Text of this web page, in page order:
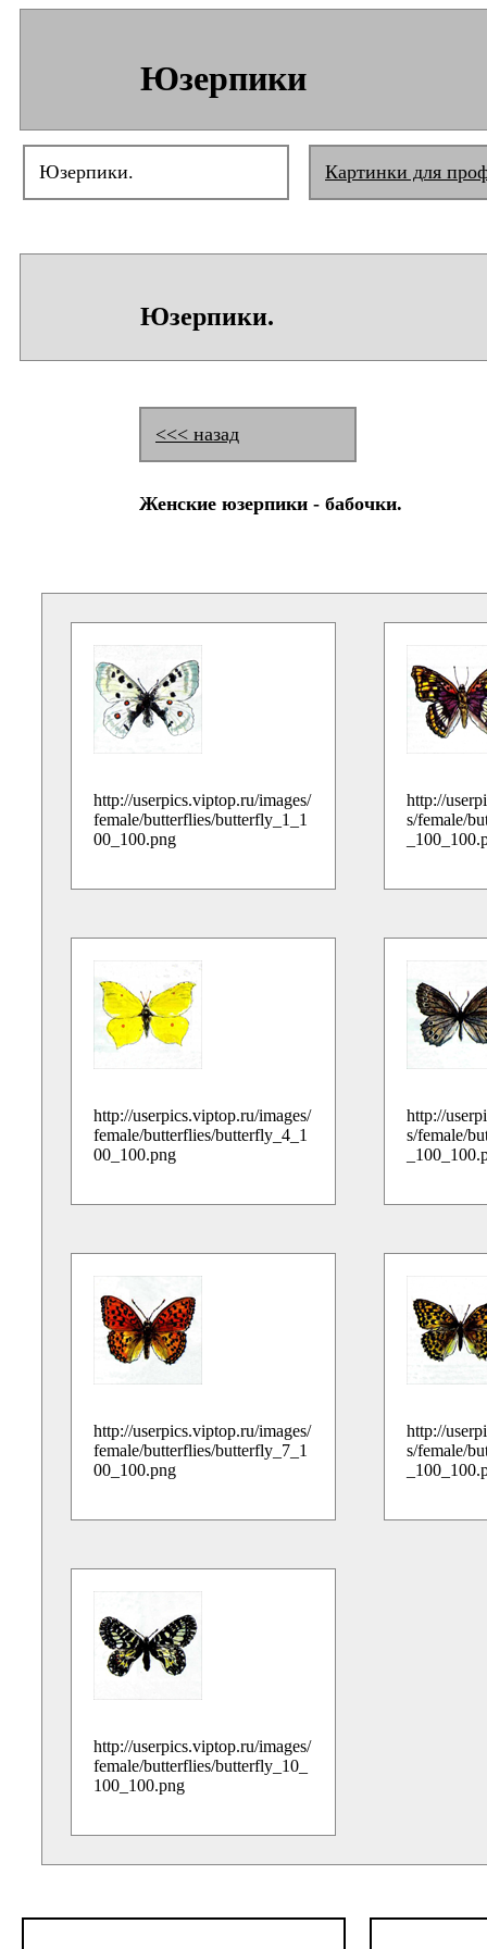
Юзерпики
Юзерпики. Картинки для
Юзерпики.
<<< назад
Женские юзерпики - бабочки.
http://userpics.viptop.ru/images/
female/butterflies/butterfly_1_1
00_100.png
http://
s/female/
http://userpics.viptop.ru/images/
female/butterflies/butterfly_4_1
00_100.png
http://
s/female/
http://userpics.viptop.ru/images/
female/butterflies/butterfly_7_1
00_100.png
http://
s/female/
http://userpics.viptop.ru/images/
female/butterflies/butterfly_10_
100_100.png